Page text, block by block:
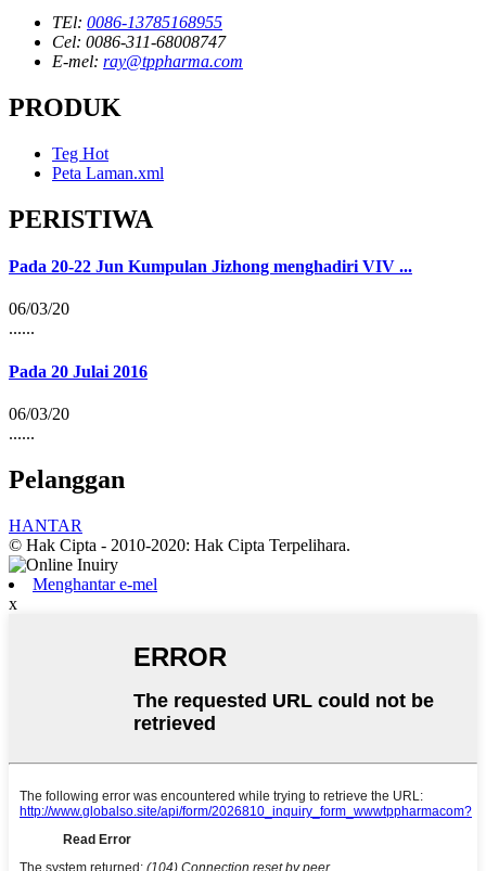
TEl: 0086-13785168955
Cel: 0086-311-68008747
E-mel: ray@tppharma.com
PRODUK
Teg Hot
Peta Laman.xml
PERISTIWA
Pada 20-22 Jun Kumpulan Jizhong menghadiri VIV ...
06/03/20
......
Pada 20 Julai 2016
06/03/20
......
Pelanggan
HANTAR
© Hak Cipta - 2010-2020: Hak Cipta Terpelihara.
Menghantar e-mel
x